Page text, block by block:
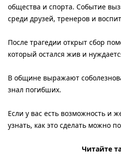
общества и спорта. Событие
среди друзей, тренеров и
После трагедии открыт сбор
который остался жив и
В общине выражают
знал погибших.
Если у вас есть возможность и
узнать, как это сделать можно
Читайте